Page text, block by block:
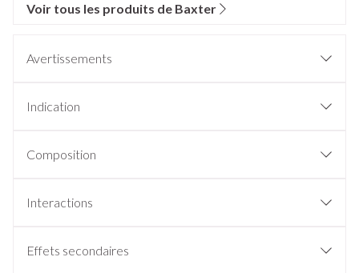
Voir tous les produits de Baxter
Avertissements
Indication
Composition
Interactions
Effets secondaires